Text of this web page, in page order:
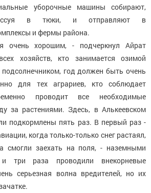
уборочные машины собирают,
в тюки, и отправляют в
и фермы района.
очень хорошим, - подчеркнул Айрат
хозяйств, кто занимается озимой
подсолнечником, год должен быть очень
для тех аграриев, кто соблюдает
проводит все необходимые
за растениями. Здесь, в Алькеевском
подкормлены пять раз. В первый раз -
когда только-только снег растаял,
смогли заехать на поля, - наземными
и три раза проводили внекорневые
серьезная волна вредителей, но их